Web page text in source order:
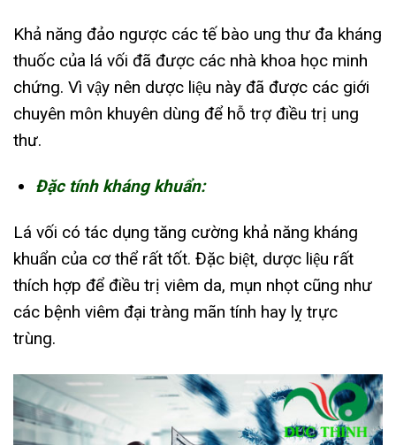
Khả năng đảo ngược các tế bào ung thư đa kháng
thuốc của lá vối đã được các nhà khoa học minh
chứng. Vì vậy nên dược liệu này đã được các giới
chuyên môn khuyên dùng để hỗ trợ điều trị ung
thư.
Đặc tính kháng khuẩn:
Lá vối có tác dụng tăng cường khả năng kháng
khuẩn của cơ thể rất tốt. Đặc biệt, dược liệu rất
thích hợp để điều trị viêm da, mụn nhọt cũng như
các bệnh viêm đại tràng mãn tính hay lỵ trực
trùng.